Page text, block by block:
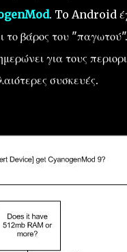
. To Android
το βάρος του "παγωτού".
για τους
συσκευές.